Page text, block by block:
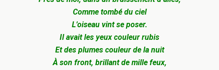
Comme tombé du ciel
L’oiseau vint se poser.
Il avait les yeux couleur rubis
Et des plumes couleur de la nuit
À son front, brillant de mille feux,